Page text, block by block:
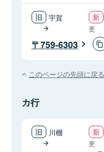
宇賀
更
759-6303
このページの先頭に戻る
カ行
川棚
更